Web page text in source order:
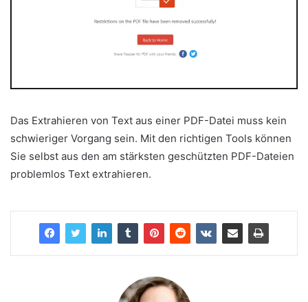
Das Extrahieren von Text aus einer PDF-Datei muss kein
schwieriger Vorgang sein. Mit den richtigen Tools können
Sie selbst aus den am stärksten geschützten PDF-Dateien
problemlos Text extrahieren.